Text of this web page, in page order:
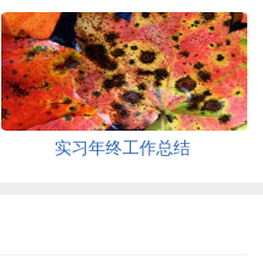
实习年终工作总结